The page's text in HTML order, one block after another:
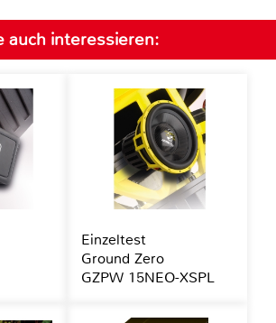
auch interessieren:
Einzeltest
Ground Zero
GZPW 15NEO-XSPL